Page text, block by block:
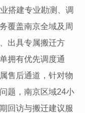
搭建专业勘测、调
覆盖南京全域及周
出具专属搬迁方
拥有优先调度通
售后通道，针对物
题，南京区域24小
回访与搬迁建议服